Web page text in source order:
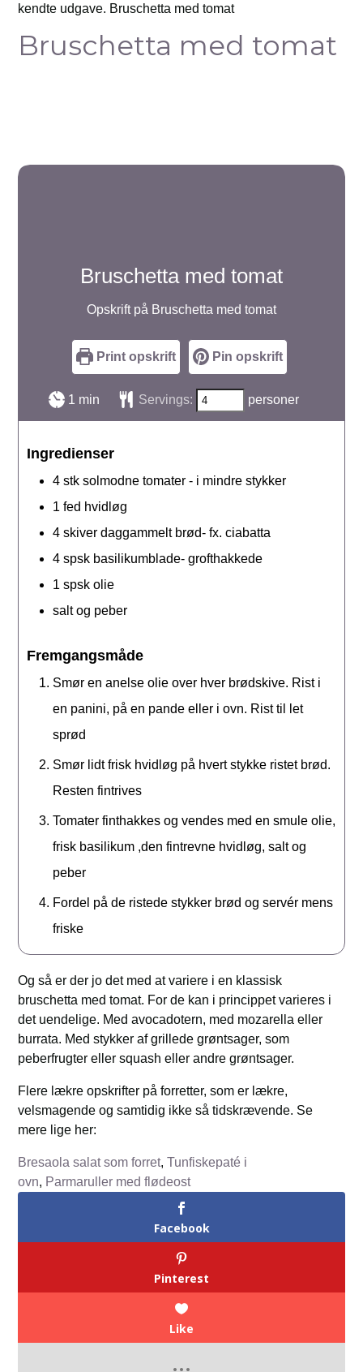
kendte udgave. Bruschetta med tomat
Bruschetta med tomat
Bruschetta med tomat
Opskrift på Bruschetta med tomat
Print opskrift Pin opskrift
1 minut
min Servings: personer
Ingredienser
4 stk solmodne tomater - i mindre stykker
1 fed hvidløg
4 skiver daggammelt brød- fx. ciabatta
4 spsk basilikumblade- grofthakkede
1 spsk olie
salt og peber
Fremgangsmåde
Smør en anelse olie over hver brødskive. Rist i
en panini, på en pande eller i ovn. Rist til let
sprød
Smør lidt frisk hvidløg på hvert stykke ristet brød.
Resten fintrives
Tomater finthakkes og vendes med en smule olie,
frisk basilikum ,den fintrevne hvidløg, salt og
peber
Fordel på de ristede stykker brød og servér mens
friske
Og så er der jo det med at variere i en klassisk
bruschetta med tomat. For de kan i princippet varieres i
det uendelige. Med avocadotern, med mozarella eller
burrata. Med stykker af grillede grøntsager, som
peberfrugter eller squash eller andre grøntsager.
Flere lækre opskrifter på forretter, som er lækre,
velsmagende og samtidig ikke så tidskrævende. Se
mere lige her:
Bresaola salat som forret,Tunfiskepaté i
ovn, Parmaruller med flødeost
Facebook
Pinterest
Like